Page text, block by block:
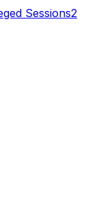
Sessions2